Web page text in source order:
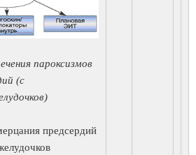
пароксизмов
(с
предсердий